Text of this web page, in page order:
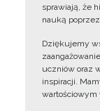
sprawiają, że
nauką
Dziękujemy
uczniów oraz
inspiracji.
wartościowym